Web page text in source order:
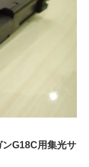
ンG18C用集光サ